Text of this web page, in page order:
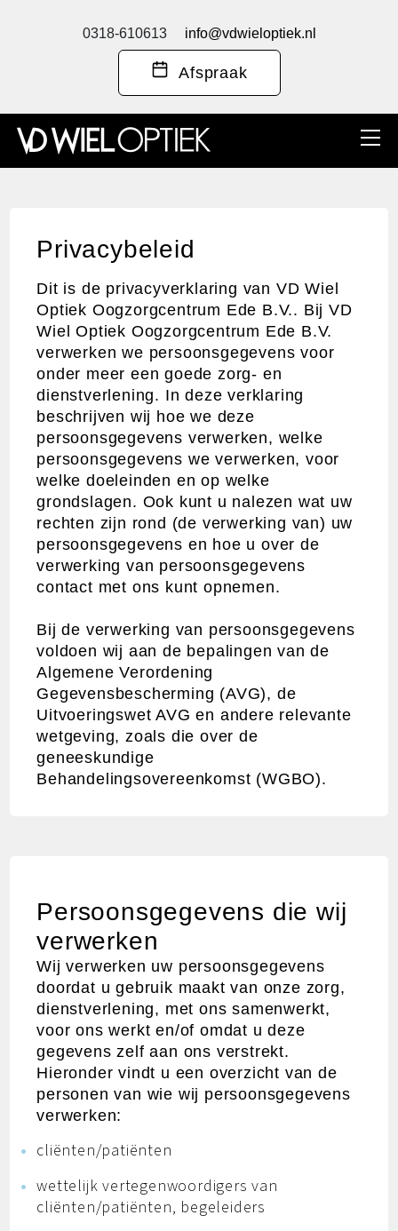
0318-610613 info@vdwieloptiek.nl
Afspraak
Privacybeleid
Dit is de privacyverklaring van VD Wiel
Optiek Oogzorgcentrum Ede B.V.. Bij VD
Wiel Optiek Oogzorgcentrum Ede B.V.
verwerken we persoonsgegevens voor
onder meer een goede zorg- en
dienstverlening. In deze verklaring
beschrijven wij hoe we deze
persoonsgegevens verwerken, welke
persoonsgegevens we verwerken, voor
welke doeleinden en op welke
grondslagen. Ook kunt u nalezen wat uw
rechten zijn rond (de verwerking van) uw
persoonsgegevens en hoe u over de
verwerking van persoonsgegevens
contact met ons kunt opnemen.
Bij de verwerking van persoonsgegevens
voldoen wij aan de bepalingen van de
Algemene Verordening
Gegevensbescherming (AVG), de
Uitvoeringswet AVG en andere relevante
wetgeving, zoals die over de
geneeskundige
Behandelingsovereenkomst (WGBO).
Persoonsgegevens die wij
verwerken
Wij verwerken uw persoonsgegevens
doordat u gebruik maakt van onze zorg,
dienstverlening, met ons samenwerkt,
voor ons werkt en/of omdat u deze
gegevens zelf aan ons verstrekt.
Hieronder vindt u een overzicht van de
personen van wie wij persoonsgegevens
verwerken:
cliënten/patiënten
wettelijk vertegenwoordigers van
cliënten/patiënten, begeleiders